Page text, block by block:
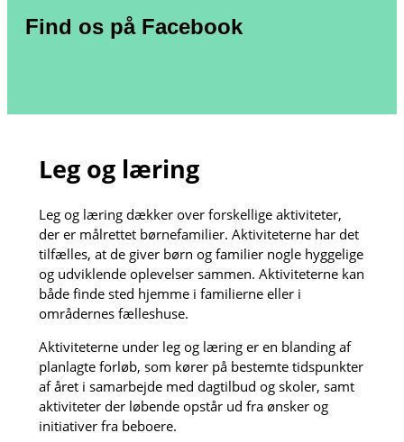
Find os på Facebook
Leg og læring
Leg og læring dækker over forskellige aktiviteter,
der er målrettet børnefamilier. Aktiviteterne har det
tilfælles, at de giver børn og familier nogle hyggelige
og udviklende oplevelser sammen. Aktiviteterne kan
både finde sted hjemme i familierne eller i
områdernes fælleshuse.
Aktiviteterne under leg og læring er en blanding af
planlagte forløb, som kører på bestemte tidspunkter
af året i samarbejde med dagtilbud og skoler, samt
aktiviteter der løbende opstår ud fra ønsker og
initiativer fra beboere.